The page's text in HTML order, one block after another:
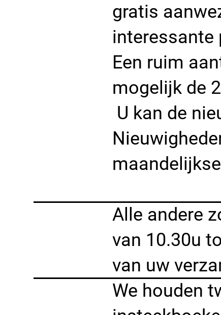
gratis
interessante
Een ruim
mogelijk de
U kan de
Alle andere
van 10.30u
van uw
We houden